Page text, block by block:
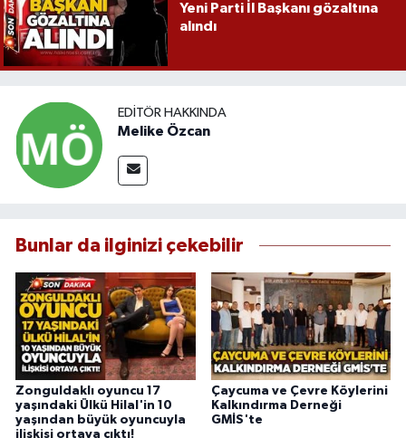
Yeni Parti İl Başkanı gözaltına
alındı
EDITÖR HAKKINDA
Melike Özcan
Bunlar da ilginizi çekebilir
Zonguldaklı oyuncu 17
yaşındaki Ülkü Hilal'in 10
yaşından büyük oyuncuyla
ilişkisi ortaya çıktı!
Çaycuma ve Çevre Köylerini
Kalkındırma Derneği
GMİS'te